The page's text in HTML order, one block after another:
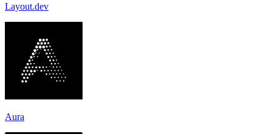
Layout.dev
Aura